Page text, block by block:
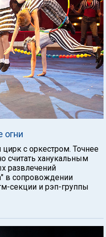
огни
с оркестром. Точнее
считать ханукальным
развлечений
в сопровождении
секции и рэп-группы